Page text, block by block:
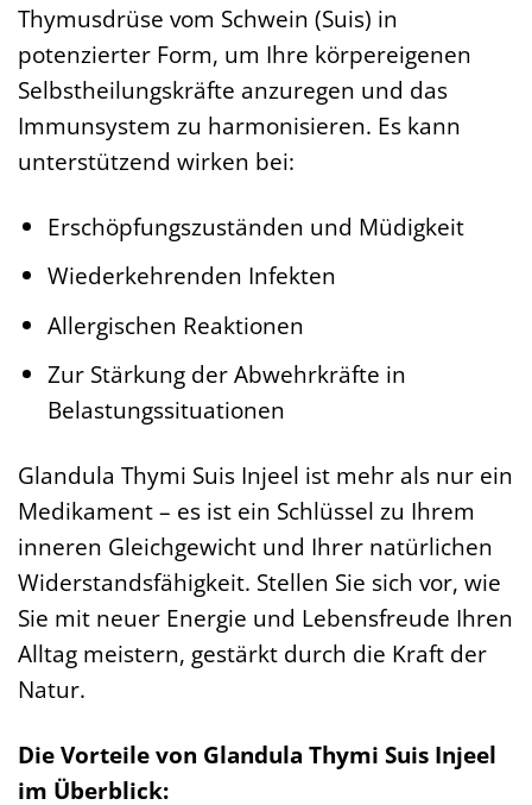
Thymusdrüse vom Schwein (Suis) in
potenzierter Form, um Ihre körpereigenen
Selbstheilungskräfte anzuregen und das
Immunsystem zu harmonisieren. Es kann
unterstützend wirken bei:
Erschöpfungszuständen und Müdigkeit
Wiederkehrenden Infekten
Allergischen Reaktionen
Zur Stärkung der Abwehrkräfte in
Belastungssituationen
Glandula Thymi Suis Injeel ist mehr als nur ein
Medikament – es ist ein Schlüssel zu Ihrem
inneren Gleichgewicht und Ihrer natürlichen
Widerstandsfähigkeit. Stellen Sie sich vor, wie
Sie mit neuer Energie und Lebensfreude Ihren
Alltag meistern, gestärkt durch die Kraft der
Natur.
Die Vorteile von Glandula Thymi Suis Injeel
im Überblick: